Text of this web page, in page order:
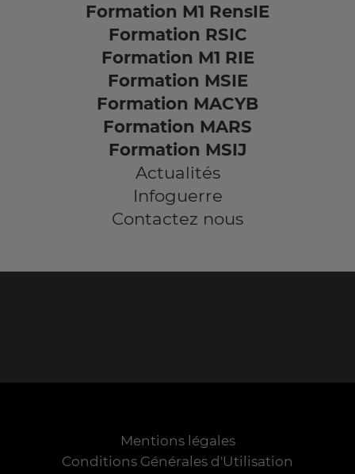
Formation M1 RensIE
Formation RSIC
Formation M1 RIE
Formation MSIE
Formation MACYB
Formation MARS
Formation MSIJ
Actualités
Infoguerre
Contactez nous
Mentions légales
Conditions Générales d'Utilisation